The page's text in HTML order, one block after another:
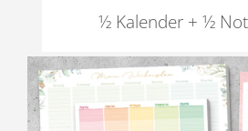
½ Kalender + ½